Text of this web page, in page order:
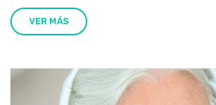
VER MÁS